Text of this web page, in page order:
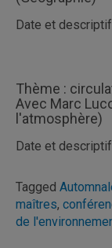
Date et descriptif
Thème :
Avec Marc
l'atmosphère)
Date et descriptif
Tagged
maîtres,
de